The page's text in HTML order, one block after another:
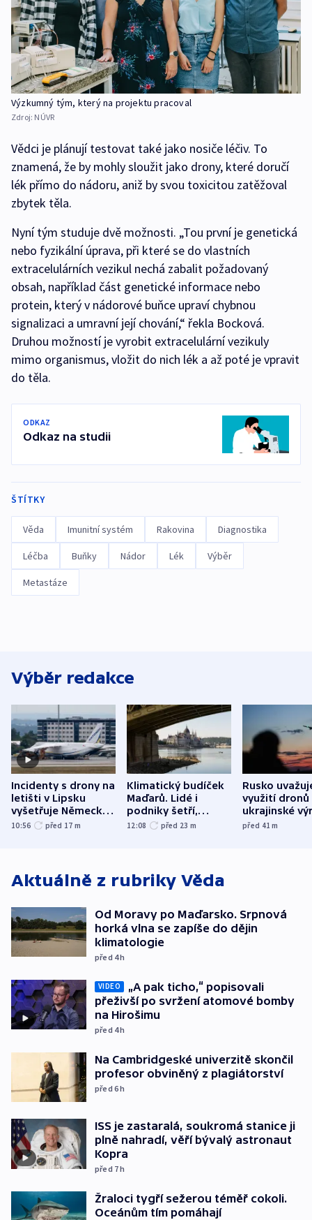
Výzkumný tým, který na projektu pracoval
Zdroj: NÚVR
Vědci je plánují testovat také jako nosiče léčiv. To
znamená, že by mohly sloužit jako drony, které doručí
lék přímo do nádoru, aniž by svou toxicitou zatěžoval
zbytek těla.
Nyní tým studuje dvě možnosti. „Tou první je genetická
nebo fyzikální úprava, při které se do vlastních
extracelulárních vezikul nechá zabalit požadovaný
obsah, například část genetické informace nebo
protein, který v nádorové buňce upraví chybnou
signalizaci a umravní její chování,“ řekla Bocková.
Druhou možností je vyrobit extracelulární vezikuly
mimo organismus, vložit do nich lék a až poté je vpravit
do těla.
ODKAZ
Odkaz na studii
ŠTÍTKY
Věda Imunitní systém Rakovina Diagnostika
Léčba Buňky Nádor Lék Výběr
Metastáze
Výběr redakce
Incidenty s drony na
letišti v Lipsku
vyšetřuje Německo
jako úmyslný pokus
10:56 před 17 m
Klimatický budíček
Maďarů. Lidé i
podniky šetří,
omezuje se doprava
12:08 před 23 m
Rusko
využití dronů
ukrajinské
útokům v
před 41m
Aktuálně z rubriky Věda
Od Moravy po Maďarsko. Srpnová
horká vlna se zapíše do dějin
klimatologie
před 4h
VIDEO
„A pak ticho,“ popisovali
přeživší po svržení atomové bomby
na Hirošimu
před 4h
Na Cambridgeské univerzitě skončil
profesor obviněný z plagiátorství
před 6h
ISS je zastaralá, soukromá stanice ji
plně nahradí, věří bývalý astronaut
Kopra
před 7h
Žraloci tygří sežerou téměř cokoli.
Oceánům tím pomáhají